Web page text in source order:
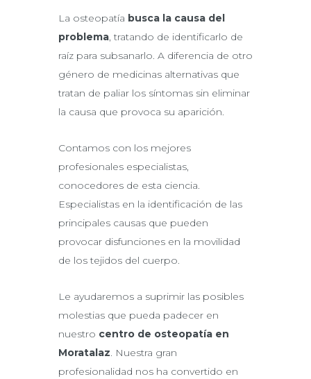
La osteopatía busca la causa del
problema, tratando de identificarlo de
raíz para subsanarlo. A diferencia de otro
género de medicinas alternativas que
tratan de paliar los síntomas sin eliminar
la causa que provoca su aparición.
Contamos con los mejores
profesionales especialistas,
conocedores de esta ciencia.
Especialistas en la identificación de las
principales causas que pueden
provocar disfunciones en la movilidad
de los tejidos del cuerpo.
Le ayudaremos a suprimir las posibles
molestias que pueda padecer en
nuestro centro de osteopatía en
Moratalaz. Nuestra gran
profesionalidad nos ha convertido en